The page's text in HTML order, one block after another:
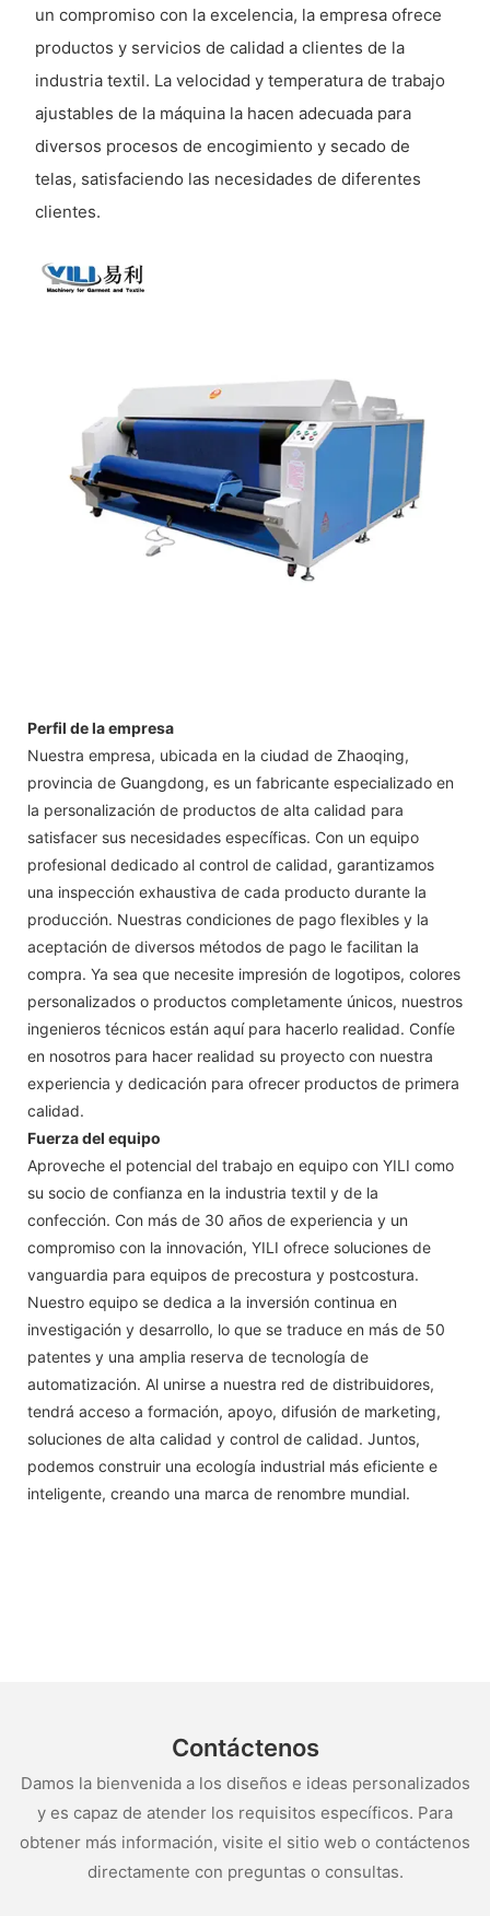
un compromiso con la excelencia, la empresa ofrece
productos y servicios de calidad a clientes de la
industria textil. La velocidad y temperatura de trabajo
ajustables de la máquina la hacen adecuada para
diversos procesos de encogimiento y secado de
telas, satisfaciendo las necesidades de diferentes
clientes.
Perfil de la empresa
Nuestra empresa, ubicada en la ciudad de Zhaoqing,
provincia de Guangdong, es un fabricante especializado en
la personalización de productos de alta calidad para
satisfacer sus necesidades específicas. Con un equipo
profesional dedicado al control de calidad, garantizamos
una inspección exhaustiva de cada producto durante la
producción. Nuestras condiciones de pago flexibles y la
aceptación de diversos métodos de pago le facilitan la
compra. Ya sea que necesite impresión de logotipos, colores
personalizados o productos completamente únicos, nuestros
ingenieros técnicos están aquí para hacerlo realidad. Confíe
en nosotros para hacer realidad su proyecto con nuestra
experiencia y dedicación para ofrecer productos de primera
calidad.
Fuerza del equipo
Aproveche el potencial del trabajo en equipo con YILI como
su socio de confianza en la industria textil y de la
confección. Con más de 30 años de experiencia y un
compromiso con la innovación, YILI ofrece soluciones de
vanguardia para equipos de precostura y postcostura.
Nuestro equipo se dedica a la inversión continua en
investigación y desarrollo, lo que se traduce en más de 50
patentes y una amplia reserva de tecnología de
automatización. Al unirse a nuestra red de distribuidores,
tendrá acceso a formación, apoyo, difusión de marketing,
soluciones de alta calidad y control de calidad. Juntos,
podemos construir una ecología industrial más eficiente e
inteligente, creando una marca de renombre mundial.
Contáctenos
Damos la bienvenida a los diseños e ideas personalizados
y es capaz de atender los requisitos específicos. Para
obtener más información, visite el sitio web o contáctenos
directamente con preguntas o consultas.